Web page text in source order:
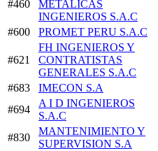
#460
METALICAS
INGENIEROS S.A.C
#600 PROMET PERU S.A.C
#621
FH INGENIEROS Y
CONTRATISTAS
GENERALES S.A.C
#683 IMECON S.A
#694
A I D INGENIEROS
S.A.C
#830
MANTENIMIENTO Y
SUPERVISION S.A